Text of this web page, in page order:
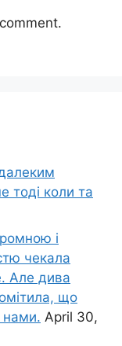
тоді коли та
і
чекала
Але дива
що
нами. April 30,